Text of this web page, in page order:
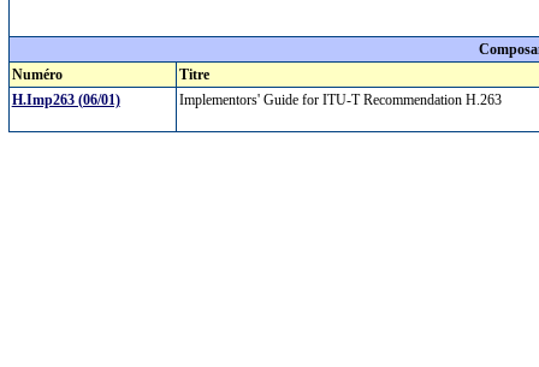
Numéro
Titre
H.Imp263 (06/01)
Implementors' Guide for ITU-T Recommendation H.263